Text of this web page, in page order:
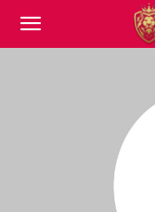
Mmodb.com